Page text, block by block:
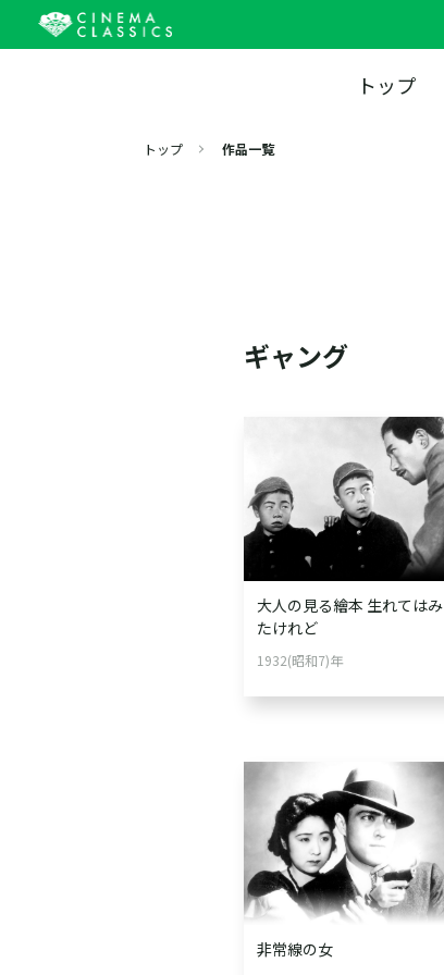
トップ
トップ 作品一覧
ギャング
大人の見る繪本 生れてはみ
たけれど
1932(昭和7)年
非常線の女